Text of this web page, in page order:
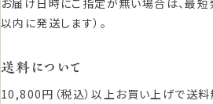
お届け日時にご指定が無い場合は、最短
以内に発送します）。
送料について
10,800円（税込）以上お買い上げで送料